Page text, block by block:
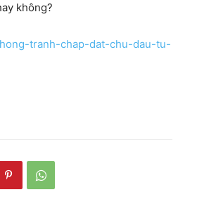
không?
tranh-chap-dat-chu-dau-tu-